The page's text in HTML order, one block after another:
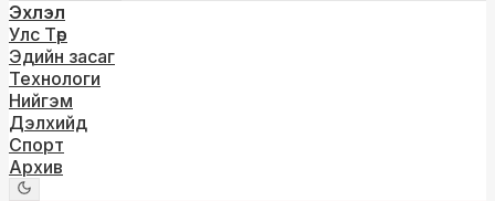
Эхлэл
Улс Төр
Эдийн засаг
Технологи
Нийгэм
Дэлхийд
Спорт
Архив